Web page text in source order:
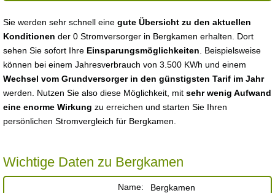
Sie werden sehr schnell eine gute Übersicht zu den aktuellen
Konditionen der 0 Stromversorger in Bergkamen erhalten. Dort
sehen Sie sofort Ihre Einsparungsmöglichkeiten . Beispielsweise
können bei einem Jahresverbrauch von 3.500 KWh und einem
Wechsel vom Grundversorger in den günstigsten Tarif im Jahr
werden. Nutzen Sie also diese Möglichkeit, mit sehr wenig Aufwand
eine enorme Wirkung zu erreichen und starten Sie Ihren
persönlichen Stromvergleich für Bergkamen.
Wichtige Daten zu Bergkamen
Name:
Bergkamen